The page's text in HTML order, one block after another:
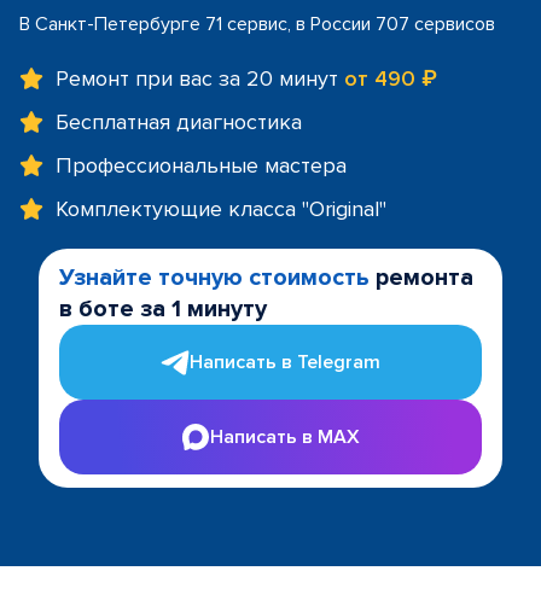
В Санкт-Петербурге 71 сервис, в России 707 сервисов
Ремонт при вас за 20 минут от 490 ₽
Бесплатная диагностика
Профессиональные мастера
Комплектующие класса "Original"
Узнайте точную стоимость ремонта
в боте за 1 минуту
Написать в Telegram
Написать в MAX